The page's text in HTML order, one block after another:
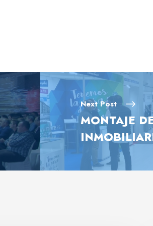
Next Post
MONTAJE